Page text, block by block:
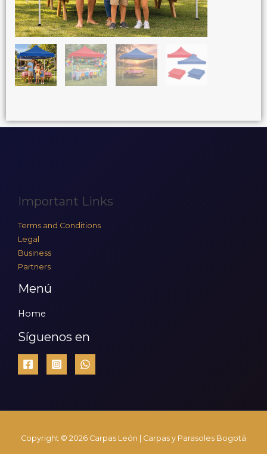
Important Links
Terms and Conditions
Legal
Business
Partners
Menú
Home
Síguenos en
Copyright © 2026 Carpas León | Carpas y Parasoles Bogotá